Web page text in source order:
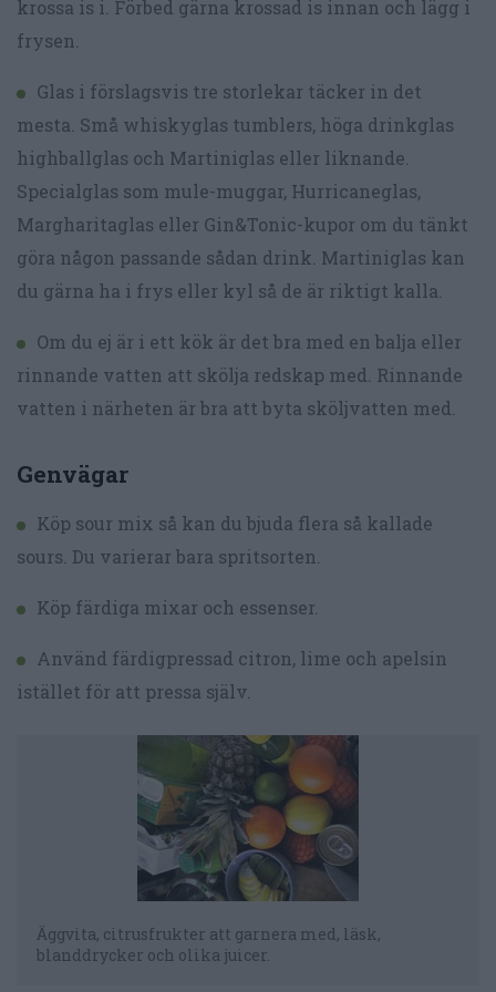
krossa is i. Förbed gärna krossad is innan och lägg i
frysen.
Glas i förslagsvis tre storlekar täcker in det
mesta. Små whiskyglas tumblers, höga drinkglas
highballglas och Martiniglas eller liknande.
Specialglas som mule-muggar, Hurricaneglas,
Margharitaglas eller Gin&Tonic-kupor om du tänkt
göra någon passande sådan drink. Martiniglas kan
du gärna ha i frys eller kyl så de är riktigt kalla.
Om du ej är i ett kök är det bra med en balja eller
rinnande vatten att skölja redskap med. Rinnande
vatten i närheten är bra att byta sköljvatten med.
Genvägar
Köp sour mix så kan du bjuda flera så kallade
sours. Du varierar bara spritsorten.
Köp färdiga mixar och essenser.
Använd färdigpressad citron, lime och apelsin
istället för att pressa själv.
Äggvita, citrusfrukter att garnera med, läsk,
blanddrycker och olika juicer.